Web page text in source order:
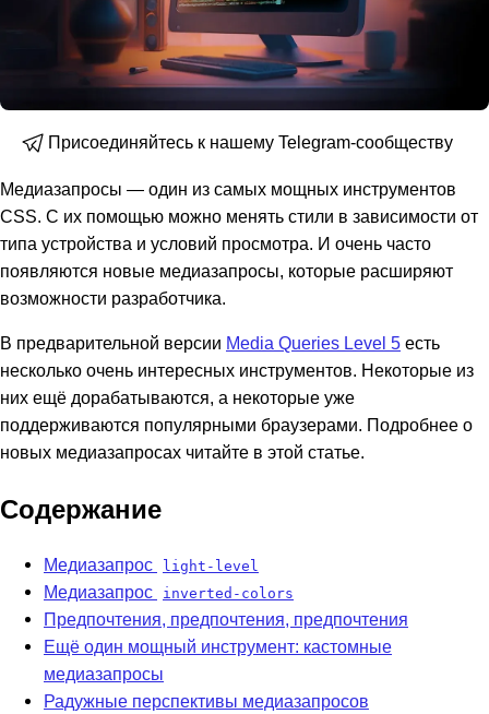
Присоединяйтесь к нашему Telegram-сообществу
Медиазапросы — один из самых мощных инструментов
CSS. С их помощью можно менять стили в зависимости от
типа устройства и условий просмотра. И очень часто
появляются новые медиазапросы, которые расширяют
возможности разработчика.
В предварительной версии Media Queries Level 5 есть
несколько очень интересных инструментов. Некоторые из
них ещё дорабатываются, а некоторые уже
поддерживаются популярными браузерами. Подробнее о
новых медиазапросах читайте в этой статье.
Содержание
Медиазапрос light-level
Медиазапрос inverted-colors
Предпочтения, предпочтения, предпочтения
Ещё один мощный инструмент: кастомные
медиазапросы
Радужные перспективы медиазапросов